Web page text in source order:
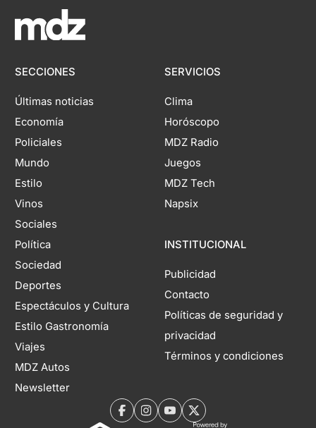
SECCIONES
Últimas noticias
Economía
Policiales
Mundo
Estilo
Vinos
Sociales
Política
Sociedad
Deportes
Espectáculos y Cultura
Estilo Gastronomía
Viajes
MDZ Autos
Newsletter
SERVICIOS
Clima
Horóscopo
MDZ Radio
Juegos
MDZ Tech
Napsix
INSTITUCIONAL
Publicidad
Contacto
Políticas de seguridad y
privacidad
Términos y condiciones